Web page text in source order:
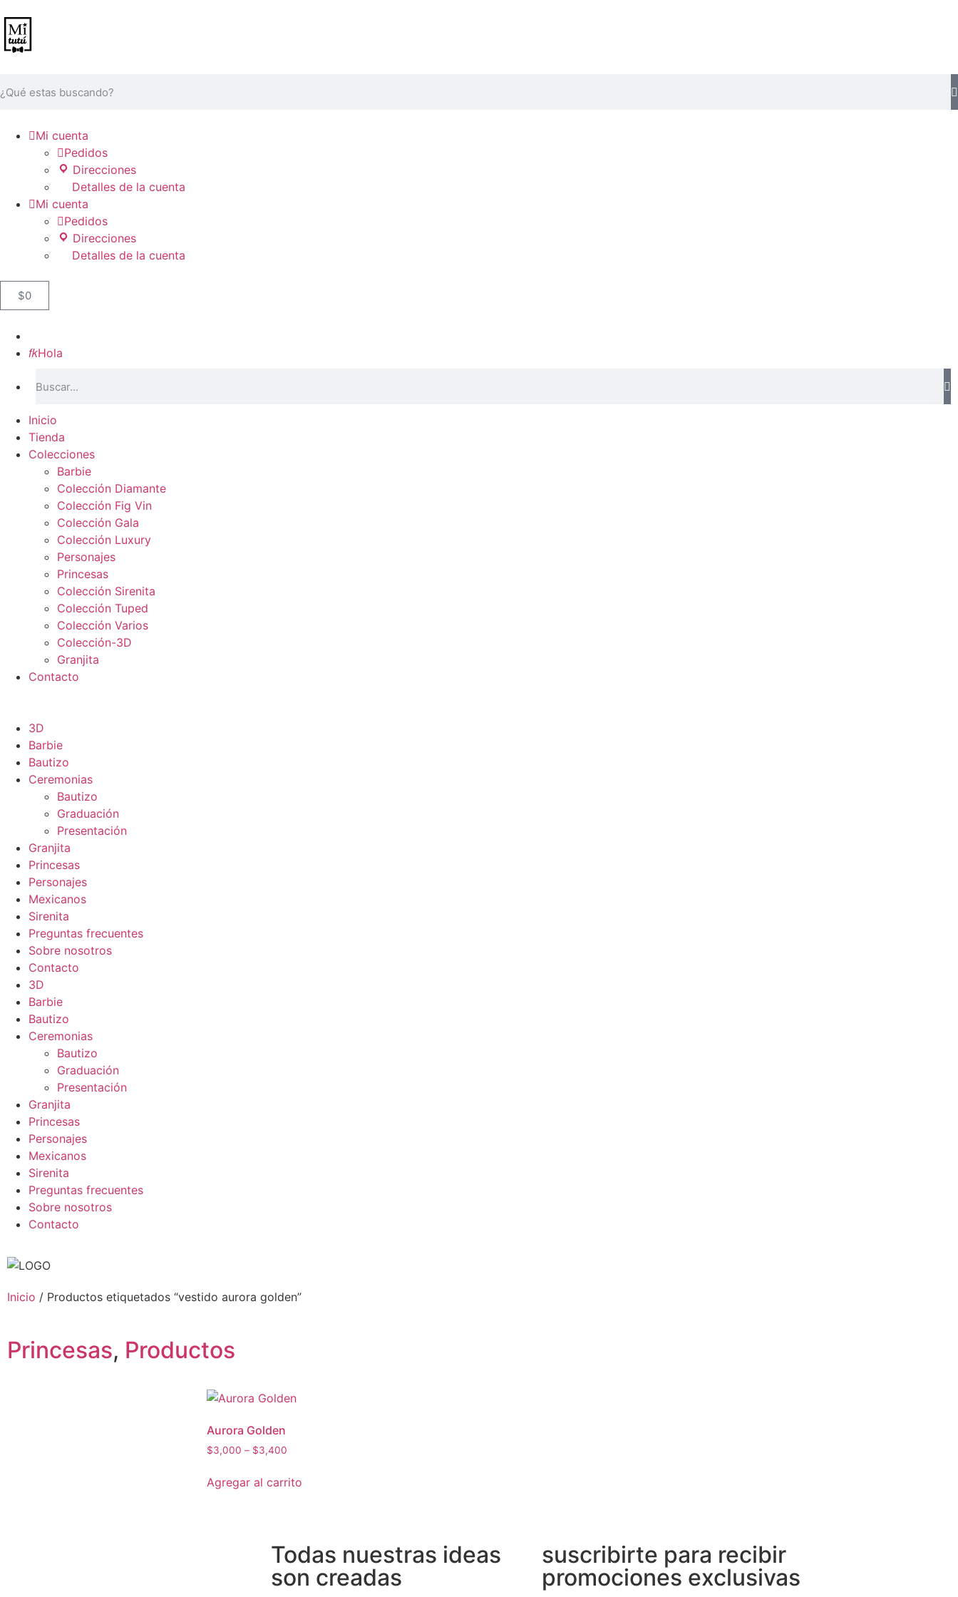
Mi cuenta
Pedidos
Direcciones
Detalles de la cuenta
Mi cuenta
Pedidos
Direcciones
Detalles de la cuenta
$0
Hola
Inicio
Tienda
Colecciones
Barbie
Colección Diamante
Colección Fig Vin
Colección Gala
Colección Luxury
Personajes
Princesas
Colección Sirenita
Colección Tuped
Colección Varios
Colección-3D
Granjita
Contacto
3D
Barbie
Bautizo
Ceremonias
Bautizo
Graduación
Presentación
Granjita
Princesas
Personajes
Mexicanos
Sirenita
Preguntas frecuentes
Sobre nosotros
Contacto
3D
Barbie
Bautizo
Ceremonias
Bautizo
Graduación
Presentación
Granjita
Princesas
Personajes
Mexicanos
Sirenita
Preguntas frecuentes
Sobre nosotros
Contacto
Inicio / Productos etiquetados “vestido aurora golden”
Princesas, Productos
Aurora Golden
$3,000 – $3,400
Agregar al carrito
Todas nuestras ideas
son creadas
suscribirte para recibir
promociones exclusivas